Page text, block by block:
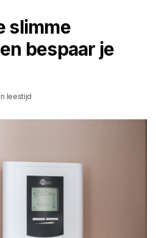
slimme
bespaar je
leestijd